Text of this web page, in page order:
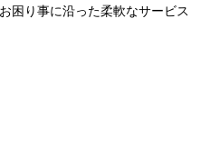
困り事に沿った柔軟なサービス